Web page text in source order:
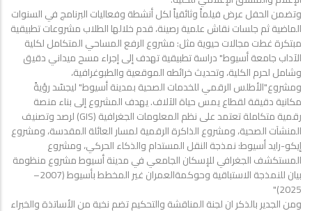
وتضمن الحفل عرض فيلماً وثائقياً لكل أنشطة وفعاليات البرنامج في السنوات
الماضية ثم جلسات نقاش علمية رصينة، قدم خلالها الطلاب مشروعات تطبيقية
مبتكرة غطت مجالات حيوية مثل: مشروع الرفع المساحي المتكامل لكلية
الآداب جامعة أسيوط" دراسة تطبيقية تهدف إلى إجراء مسح ميداني دقيق
وشامل لحرم الكلية، وتحديث خرائطه الموقعية والطبوغرافية،
ومشروع"الأطلس الرقمي للخدمات الصحية بمدينة أسيوط" ليجسّد رؤيةً
مكانية دقيقة لقطاع يمس حياة الآلاف. يهدف المشروع إلى بناء منصة
رقمية متكاملة تعتمد على نظم المعلومات الجغرافية (GIS) لرصد وتصنيف
المنشآت الصحية، ومشروع الذاكرة الرقمية لمسار العائلة المقدسة، ومشروع
إيكو-رايد أسيوط: نمذجة النقل المستدام والذكاء الحركي، ومشروع
المستكشف الجغرافي للإسكان الجامعي في مدينة أسيوط مشروع منظومة
بيان للنمذجة الاستباقية وحوكمةالعمران غير المخطط بأسيوط (2007–
2025)"
ومن الجدير بالذكر ان لجنة المناقشة والتحكيم تضم نخبة من الأساتذة والخبراء